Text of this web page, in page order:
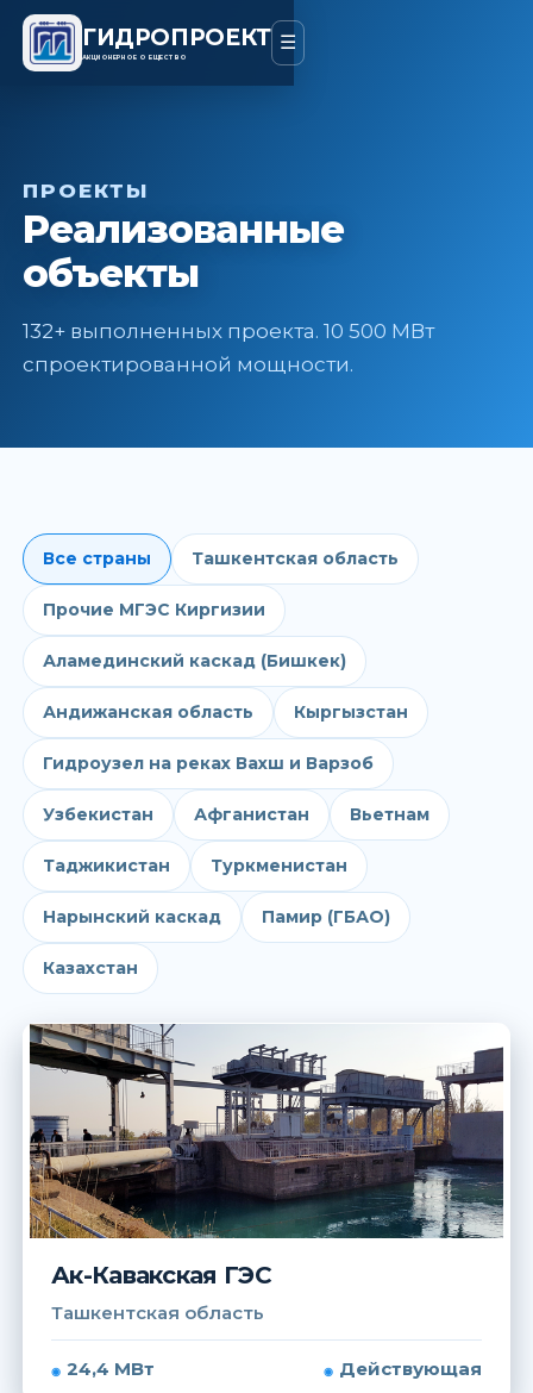
ГИДРОПРОЕКТ
АКЦИОНЕРНОЕ ОБЩЕСТВО
☰
ПРОЕКТЫ
Реализованные
объекты
132+ выполненных проекта. 10 500 МВт
спроектированной мощности.
Все страны Ташкентская область
Прочие МГЭС Киргизии
Аламединский каскад (Бишкек)
Андижанская область Кыргызстан
Гидроузел на реках Вахш и Варзоб
Узбекистан Афганистан Вьетнам
Таджикистан Туркменистан
Нарынский каскад Памир (ГБАО)
Казахстан
Ак-Кавакская ГЭС
Ташкентская область
24,4 МВт Действующая